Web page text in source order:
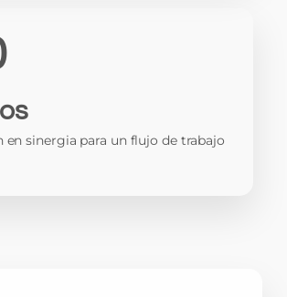
en sinergia para un flujo de trabajo